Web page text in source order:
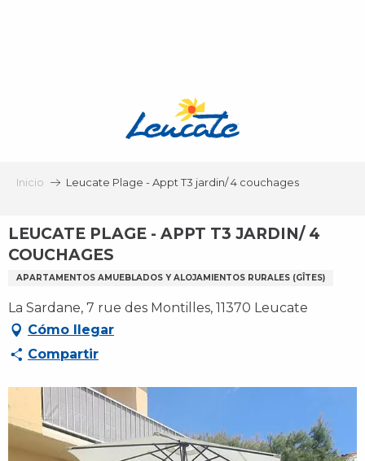
Inicio Leucate Plage - Appt T3 jardin/ 4 couchages
LEUCATE PLAGE - APPT T3 JARDIN/ 4
COUCHAGES
APARTAMENTOS AMUEBLADOS Y ALOJAMIENTOS RURALES (GÎTES)
La Sardane, 7 rue des Montilles, 11370 Leucate
Cómo llegar
Compartir